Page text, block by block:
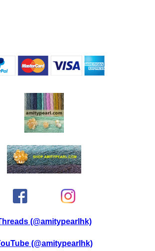
Threads (@amitypearlhk)
YouTube (@amitypearlhk)